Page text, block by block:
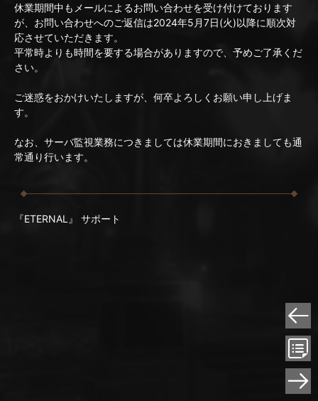
休業期間中もメールによるお問い合わせを受け付けております
が、お問い合わせへのご返信は2024年5月7日(火)以降に順次対
応させていただきます。
平常時よりも時間を要する場合がありますので、予めご了承くだ
さい。
ご迷惑をおかけいたしますが、何卒よろしくお願い申し上げま
す。
なお、サーバ監視業務につきましては休業期間におきましても通
常通り行います。
『ETERNAL』 サポート